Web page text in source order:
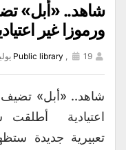
شاهد.. «أبل»
ورموزا غير
Public library , 19 يوليو, 2017,
شاهد.. «أبل» تضيف
اعتيادية أطلقت
تعبيرية جديدة